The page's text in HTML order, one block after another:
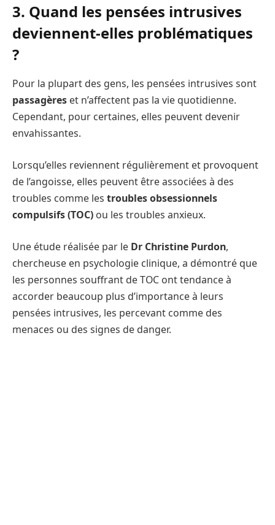
3. Quand les pensées intrusives
deviennent-elles problématiques
?
Pour la plupart des gens, les pensées intrusives sont
passagères et n’affectent pas la vie quotidienne.
Cependant, pour certaines, elles peuvent devenir
envahissantes.
Lorsqu’elles reviennent régulièrement et provoquent
de l’angoisse, elles peuvent être associées à des
troubles comme les troubles obsessionnels
compulsifs (TOC) ou les troubles anxieux.
Une étude réalisée par le Dr Christine Purdon,
chercheuse en psychologie clinique, a démontré que
les personnes souffrant de TOC ont tendance à
accorder beaucoup plus d’importance à leurs
pensées intrusives, les percevant comme des
menaces ou des signes de danger.